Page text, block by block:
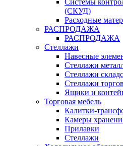
Системы
(СКУД)
Расходные
РАСПРОДАЖА
РАСПРОДАЖА
Стеллажи
Навесные
Стеллажи
Стеллажи
Стеллажи
Ящики и
Торговая мебель
Калитки-
Камеры
Прилавки
Стеллажи